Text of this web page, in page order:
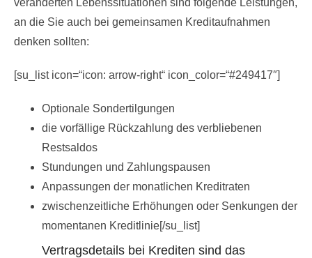
veränderten Lebenssituationen sind folgende Leistungen,
an die Sie auch bei gemeinsamen Kreditaufnahmen
denken sollten:
[su_list icon=“icon: arrow-right“ icon_color=“#249417″]
Optionale Sondertilgungen
die vorfällige Rückzahlung des verbliebenen
Restsaldos
Stundungen und Zahlungspausen
Anpassungen der monatlichen Kreditraten
zwischenzeitliche Erhöhungen oder Senkungen der
momentanen Kreditlinie[/su_list]
Vertragsdetails bei Krediten sind das